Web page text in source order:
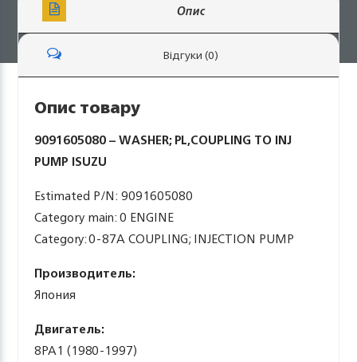
Опис
Відгуки (0)
Опис товару
9091605080 – WASHER; PL,COUPLING TO INJ
PUMP ISUZU
Estimated P/N: 9091605080
Category main: 0 ENGINE
Category: 0-87A COUPLING; INJECTION PUMP
Производитель:
Япония
Двигатель:
8PA1 (1980-1997)